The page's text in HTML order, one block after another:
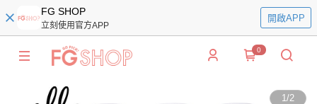
FG SHOP
立刻使用官方APP
開啟APP
0
1/2